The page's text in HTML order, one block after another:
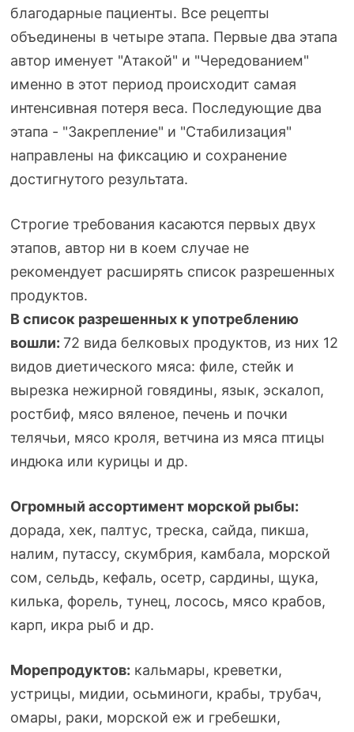
благодарные пациенты. Все рецепты
объединены в четыре этапа. Первые два этапа
автор именует "Атакой" и "Чередованием"
именно в этот период происходит самая
интенсивная потеря веса. Последующие два
этапа - "Закрепление" и "Стабилизация"
направлены на фиксацию и сохранение
достигнутого результата.
Строгие требования касаются первых двух
этапов, автор ни в коем случае не
рекомендует расширять список разрешенных
продуктов.
В список разрешенных к употреблению
вошли: 72 вида белковых продуктов, из них 12
видов диетического мяса: филе, стейк и
вырезка нежирной говядины, язык, эскалоп,
ростбиф, мясо вяленое, печень и почки
телячьи, мясо кроля, ветчина из мяса птицы
индюка или курицы и др.
Огромный ассортимент морской рыбы:
дорада, хек, палтус, треска, сайда, пикша,
налим, путассу, скумбрия, камбала, морской
сом, сельдь, кефаль, осетр, сардины, щука,
килька, форель, тунец, лосось, мясо крабов,
карп, икра рыб и др.
Морепродуктов: кальмары, креветки,
устрицы, мидии, осьминоги, крабы, трубач,
омары, раки, морской еж и гребешки,